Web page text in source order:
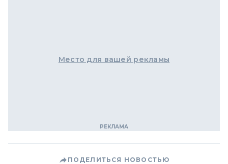
Место для вашей рекламы
ПОДЕЛИТЬСЯ НОВОСТЬЮ